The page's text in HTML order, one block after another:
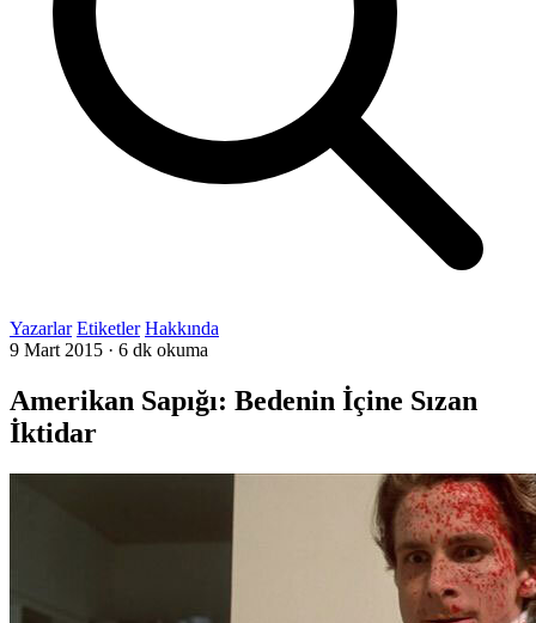
Yazarlar Etiketler Hakkında
9 Mart 2015 · 6 dk okuma
Amerikan Sapığı: Bedenin İçine Sızan
İktidar